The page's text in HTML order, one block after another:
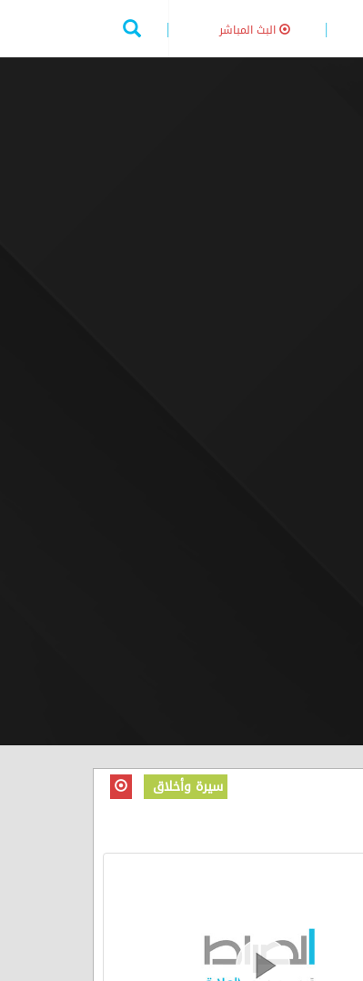
البث المباشر
سيرة وأخلاق